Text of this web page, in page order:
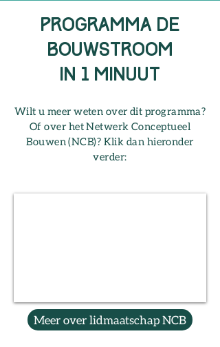
Programma de
bouwstroom
in 1 minuut
Wilt u meer weten over dit programma?
Of over het Netwerk Conceptueel
Bouwen (NCB)? Klik dan hieronder
verder:
Meer over lidmaatschap NCB